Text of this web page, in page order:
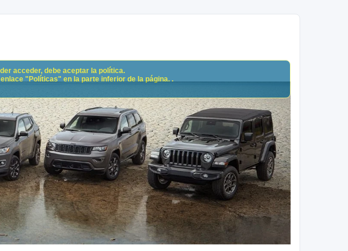
acceder, debe aceptar la política.
"Políticas" en la parte inferior de la página. .